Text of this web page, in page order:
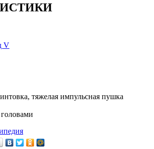
V
тяжелая импульсная пушка